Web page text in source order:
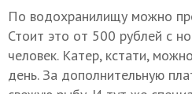
По водохранилищу можно
Стоит это от 500 рублей с
человек. Катер, кстати,
день. За дополнительную